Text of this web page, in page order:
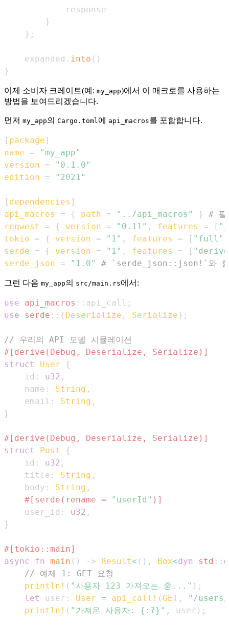
}
} ;
    expanded
. into ( )
}
이제 소비자 크레이트(예: my_app)에서 이 매크로를 사용하는
방법을 보여드리겠습니다.
먼저 my_app의 Cargo.toml에 api_macros를 포함합니다.
[ package ]
name
=
"my_app"
version
=
"0.1.0"
edition
= "2021"
[ dependencies ]
api_macros
= { path = "../api_macros" }
# 필
reqwest
= { version = "0.11" , features = [
tokio
= { version = "1" , features = [ "full"
serde
= { version = "1" , features = [
serde_json
= "1.0" # `serde_json::json!`와 함
그런 다음 my_app의 src/main.rs에서:
use api_macros :: api_call ;
use
serde :: { Deserialize , Serialize} ;
// 우리의 API 모델 시뮬레이션
#[derive(Debug, Deserialize, Serialize)]
struct
User
{
    id
: u32 ,
    name
: String ,
    email
: String ,
}
#[derive(Debug, Deserialize, Serialize)]
struct
Post
{
    id
: u32 ,
    title
: String ,
    body
: String ,
#[serde(rename =
"userId" )]
    user_id
: u32 ,
}
#[tokio::main]
async
fn main ( ) -> Result< ( ) , Box<dyn std ::
// 예제 1: GET 요청
println! ( "사용자 123 가져오는 중..." ) ;
let
user : User = api_call! (GET ,
"/users/
println! ( "가져온 사용자: {:?}" , user ) ;